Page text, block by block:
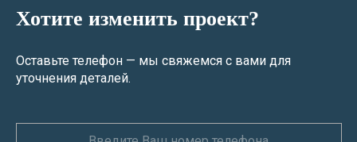
Хотите изменить проект?
Оставьте телефон — мы свяжемся с вами для
уточнения деталей.